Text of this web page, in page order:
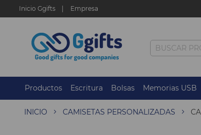
Inicio Ggifts Empresa
Productos Escritura Bolsas Memorias USB
INICIO CAMISETAS PERSONALIZADAS